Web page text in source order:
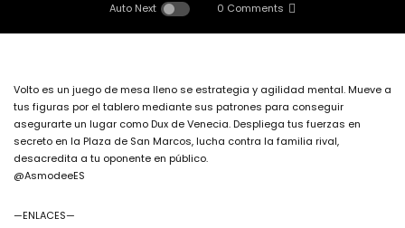
Auto Next 0 Comments
Volto es un juego de mesa lleno se estrategia y agilidad mental. Mueve a
tus figuras por el tablero mediante sus patrones para conseguir
asegurarte un lugar como Dux de Venecia. Despliega tus fuerzas en
secreto en la Plaza de San Marcos, lucha contra la familia rival,
desacredita a tu oponente en público.
@AsmodeeES
—ENLACES—